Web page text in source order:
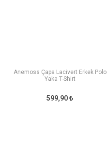
Anemoss Çapa Lacivert Erkek Polo
Yaka T-Shirt
599,90 ₺